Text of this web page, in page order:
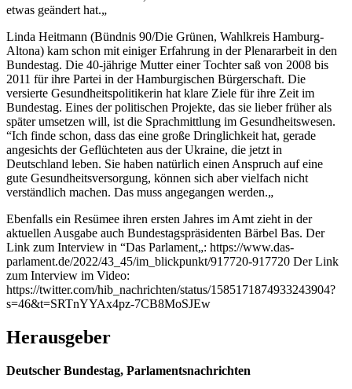
etwas geändert hat.„
Linda Heitmann (Bündnis 90/Die Grünen, Wahlkreis Hamburg-
Altona) kam schon mit einiger Erfahrung in der Plenararbeit in den
Bundestag. Die 40-jährige Mutter einer Tochter saß von 2008 bis
2011 für ihre Partei in der Hamburgischen Bürgerschaft. Die
versierte Gesundheitspolitikerin hat klare Ziele für ihre Zeit im
Bundestag. Eines der politischen Projekte, das sie lieber früher als
später umsetzen will, ist die Sprachmittlung im Gesundheitswesen.
“Ich finde schon, dass das eine große Dringlichkeit hat, gerade
angesichts der Geflüchteten aus der Ukraine, die jetzt in
Deutschland leben. Sie haben natürlich einen Anspruch auf eine
gute Gesundheitsversorgung, können sich aber vielfach nicht
verständlich machen. Das muss angegangen werden.„
Ebenfalls ein Resümee ihren ersten Jahres im Amt zieht in der
aktuellen Ausgabe auch Bundestagspräsidenten Bärbel Bas. Der
Link zum Interview in “Das Parlament„: https://www.das-
parlament.de/2022/43_45/im_blickpunkt/917720-917720 Der Link
zum Interview im Video:
https://twitter.com/hib_nachrichten/status/1585171874933243904?
s=46&t=SRTnYYAx4pz-7CB8MoSJEw
Herausgeber
Deutscher Bundestag, Parlamentsnachrichten